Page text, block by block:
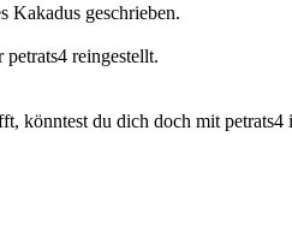
Kakadus geschrieben.
reingestellt.
könntest du dich doch mit petrats4